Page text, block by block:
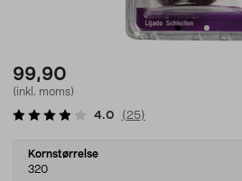
99,90
(inkl. moms)
4.0 ( 25)
Select
variant
Kornstørrelse
320